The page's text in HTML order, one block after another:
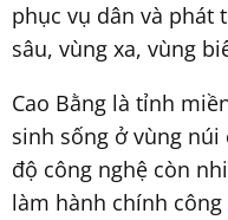
phục vụ dân và phát
sâu, vùng xa, vùng
Cao Bằng là tỉnh
sinh sống ở vùng núi
độ công nghệ còn
làm hành chính